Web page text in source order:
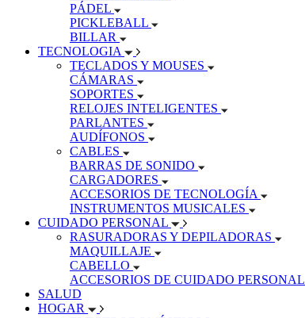
PÁDEL
PICKLEBALL
BILLAR
TECNOLOGIA
TECLADOS Y MOUSES
CÁMARAS
SOPORTES
RELOJES INTELIGENTES
PARLANTES
AUDÍFONOS
CABLES
BARRAS DE SONIDO
CARGADORES
ACCESORIOS DE TECNOLOGÍA
INSTRUMENTOS MUSICALES
CUIDADO PERSONAL
RASURADORAS Y DEPILADORAS
MAQUILLAJE
CABELLO
ACCESORIOS DE CUIDADO PERSONAL
SALUD
HOGAR